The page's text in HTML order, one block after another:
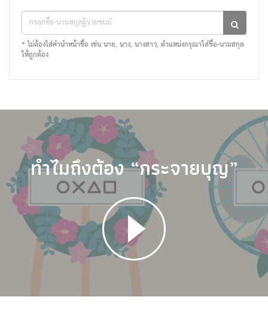
* ไม่ต้องใส่คำนำหน้าชื่อ เช่น นาย, นาง, นางสาว, ตำแหน่งกรุณาใส่ชื่อ-นามสกุล
ให้ถูกต้อง
ทำไมถึงต้อง “กระจายบุญ”